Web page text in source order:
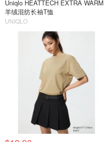
Uniqlo HEATTECH EXTRA WARM
羊绒混纺长袖T恤
UNIQLO